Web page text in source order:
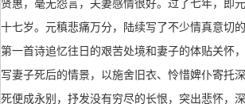
贤惠，毫无怨言，夫妻感情很好。过了七年，即
十七岁。元稹悲痛万分，陆续写了不少情真意切
第一首诗追忆往日的艰苦处境和妻子的体贴关怀
写妻子死后的情景，以施舍旧衣、怜惜婢仆寄托
死便成永别，抒发没有穷尽的长恨，突出悲怀，